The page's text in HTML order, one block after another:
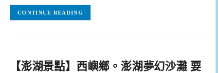
CONTINUE READING
【澎湖景點】西嶼鄉。澎湖夢幻沙灘 要